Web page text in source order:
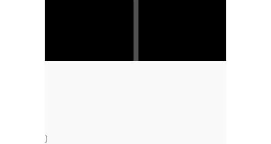
(Alicante)